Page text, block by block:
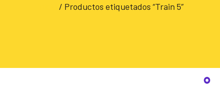
/ Productos etiquetados “Train 5”